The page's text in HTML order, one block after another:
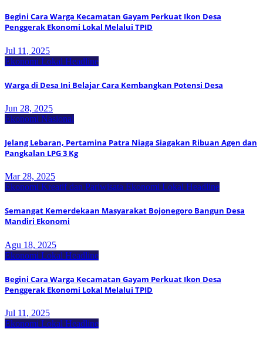
Begini Cara Warga Kecamatan Gayam Perkuat Ikon Desa
Penggerak Ekonomi Lokal Melalui TPID
Jul 11, 2025
Ekonomi Lokal Headline
Warga di Desa Ini Belajar Cara Kembangkan Potensi Desa
Jun 28, 2025
Ekonomi Nasional
Jelang Lebaran, Pertamina Patra Niaga Siagakan Ribuan Agen dan
Pangkalan LPG 3 Kg
Mar 28, 2025
Ekonomi Kreatif dan Pariwisata Ekonomi Lokal Headline
Semangat Kemerdekaan Masyarakat Bojonegoro Bangun Desa
Mandiri Ekonomi
Agu 18, 2025
Ekonomi Lokal Headline
Begini Cara Warga Kecamatan Gayam Perkuat Ikon Desa
Penggerak Ekonomi Lokal Melalui TPID
Jul 11, 2025
Ekonomi Lokal Headline